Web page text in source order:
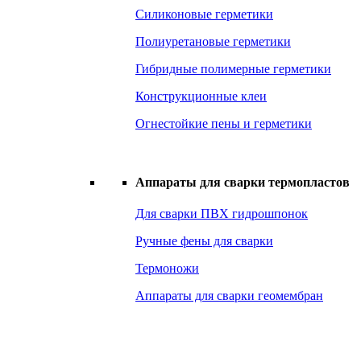
Силиконовые герметики
Полиуретановые герметики
Гибридные полимерные герметики
Конструкционные клеи
Огнестойкие пены и герметики
Аппараты для сварки термопластов
Для сварки ПВХ гидрошпонок
Ручные фены для сварки
Термоножи
Аппараты для сварки геомембран